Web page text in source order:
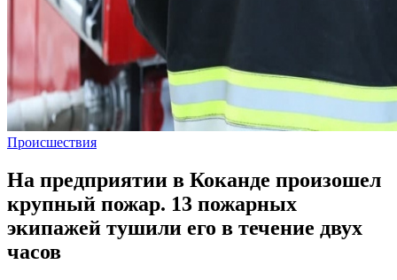
Происшествия
На предприятии в Коканде произошел
крупный пожар. 13 пожарных
экипажей тушили его в течение двух
часов